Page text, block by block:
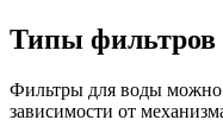
Типы фильтров
Фильтры для воды можно
зависимости от